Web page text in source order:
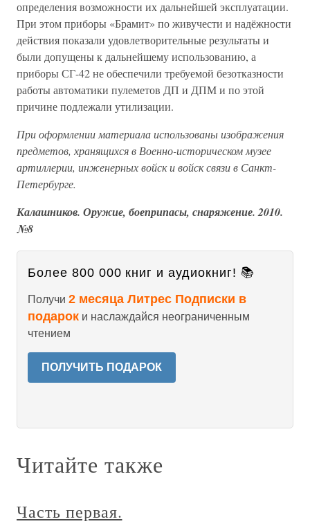
определения возможности их дальнейшей эксплуатации.
При этом приборы «Брамит» по живучести и надёжности
действия показали удовлетворительные результаты и
были допущены к дальнейшему использованию, а
приборы СГ-42 не обеспечили требуемой безотказности
работы автоматики пулеметов ДП и ДПМ и по этой
причине подлежали утилизации.
При оформлении материала использованы изображения
предметов, хранящихся в Военно-историческом музее
артиллерии, инженерных войск и войск связи в Санкт-
Петербурге.
Калашников. Оружие, боеприпасы, снаряжение. 2010.
№8
Более 800 000 книг и аудиокниг! 📚
Получи 2 месяца Литрес Подписки в
подарок и наслаждайся неограниченным
чтением
ПОЛУЧИТЬ ПОДАРОК
Читайте также
Часть первая.